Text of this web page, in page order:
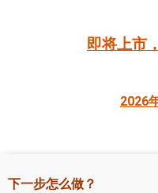
多
大多伦多地区楼花开发商
即将上市
2026
下一步怎么做？